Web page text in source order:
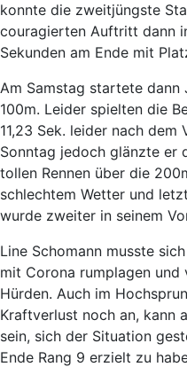
konnte die zweitjüngste
couragierten Auftritt dann
Sekunden am Ende mit
Am Samstag startete dann
100m. Leider spielten die
11,23 Sek. leider nach dem
Sonntag jedoch glänzte er
tollen Rennen über die
schlechtem Wetter und
wurde zweiter in seinem
Line Schomann musste
mit Corona rumplagen
Hürden. Auch im
Kraftverlust noch an, kann
sein, sich der Situation
Ende Rang 9 erzielt zu